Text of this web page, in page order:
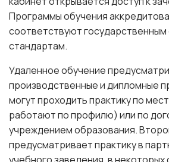
Программы обучения
соответствуют
стандартам.
Удаленное обучение
производственные и дипломные
могут проходить практику по
работают по профилю) или по
учреждением образования.
предусматривает практику в
учебного заведения, в некоторых